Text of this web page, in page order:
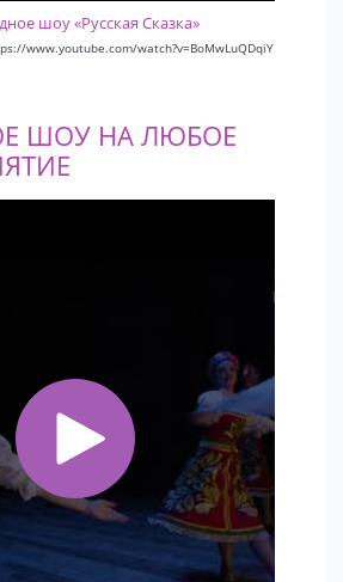
шоу «Русская Сказка»
www.youtube.com/watch?v=BoMwLuQDqiY
ШОУ НА ЛЮБОЕ